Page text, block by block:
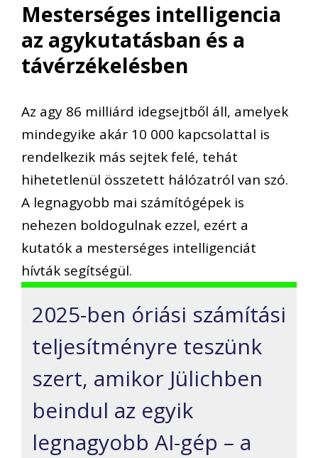
Mesterséges intelligencia
az agykutatásban és a
távérzékelésben
Az agy 86 milliárd idegsejtből áll, amelyek
mindegyike akár 10 000 kapcsolattal is
rendelkezik más sejtek felé, tehát
hihetetlenül összetett hálózatról van szó.
A legnagyobb mai számítógépek is
nehezen boldogulnak ezzel, ezért a
kutatók a mesterséges intelligenciát
hívták segítségül.
2025-ben óriási számítási
teljesítményre teszünk
szert, amikor Jülichben
beindul az egyik
legnagyobb AI-gép – a